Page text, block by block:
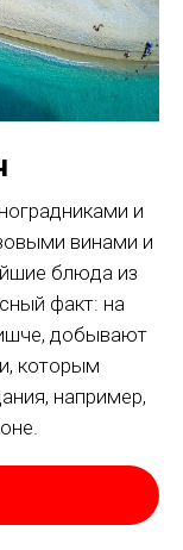
и
винами и
блюда из
факт: на
добывают
которым
например,